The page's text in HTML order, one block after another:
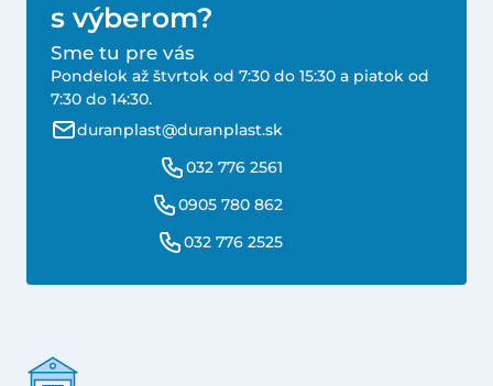
s výberom?
Sme tu pre vás
Pondelok až štvrtok od 7:30 do 15:30 a piatok od
7:30 do 14:30.
duranplast@duranplast.sk
032 776 2561
0905 780 862
032 776 2525